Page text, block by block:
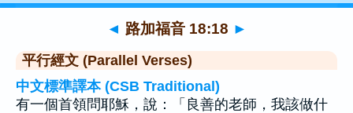
◄ 路加福音 18:18 ►
平行經文 (Parallel Verses)
中文標準譯本 (CSB Traditional)
有一個首領問耶穌，說：「良善的老師，我該做什